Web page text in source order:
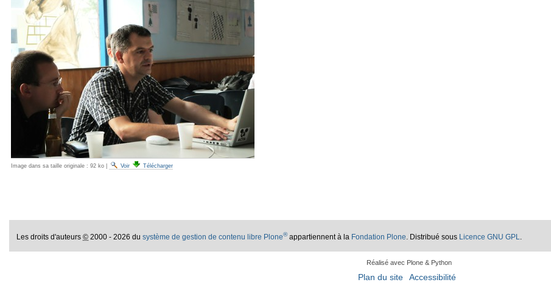
Image dans sa taille originale : 92 ko Voir Télécharger
Les droits d'auteurs© 2000 - 2026 dusystème de gestion de contenu libre Plone®appartiennent à la Fondation Plone . Distribué sous Licence GNU GPL
Réalisé avec Plone & Python
Plan du site Accessibilité